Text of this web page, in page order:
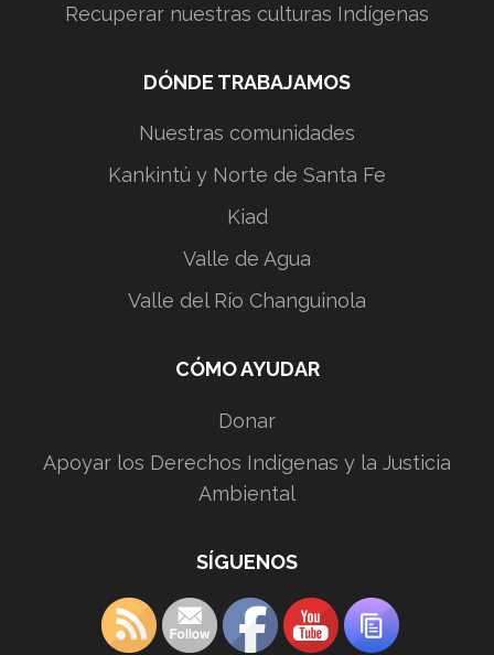
Recuperar nuestras culturas Indígenas
DÓNDE TRABAJAMOS
Nuestras comunidades
Kankintú y Norte de Santa Fe
Kiad
Valle de Agua
Valle del Río Changuinola
CÓMO AYUDAR
Donar
Apoyar los Derechos Indígenas y la Justicia
Ambiental
SÍGUENOS